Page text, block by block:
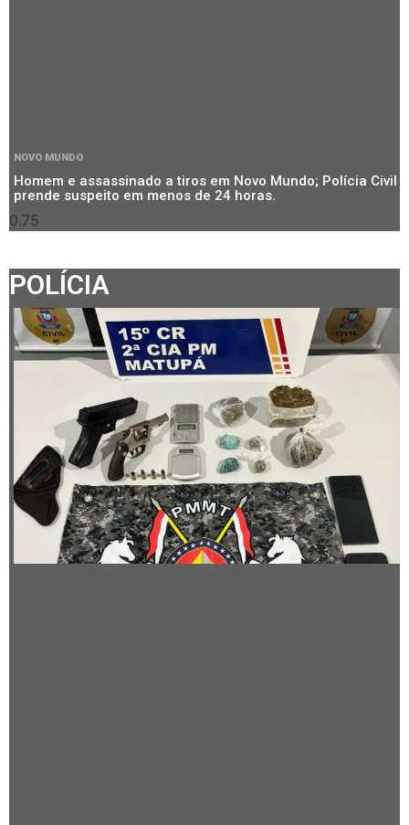
NOVO MUNDO
Homem e assassinado a tiros em Novo Mundo; Polícia Civil
prende suspeito em menos de 24 horas.
POLÍCIA